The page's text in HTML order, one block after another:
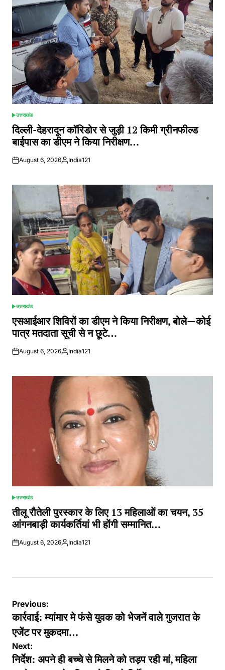
POSTED
IN
उत्तराखंड
दिल्ली-देहरादून कॉरिडोर से जुड़ी 12 किमी ग्रीनफील्ड
बाईपास का डीएम ने किया निरीक्षण…
August 6, 2026Posted
India121
POSTED
IN
उत्तराखंड
एसआईआर शिविरों का डीएम ने किया निरीक्षण, बोले—कोई
पात्र मतदाता सूची से न छूटे…
August 6, 2026Posted
India121
POSTED
IN
उत्तराखंड
तीलू रौतेली पुरस्कार के लिए 13 महिलाओं का चयन, 35
आंगनबाड़ी कार्यकर्तियां भी होंगी सम्मानित…
August 6, 2026Posted
India121
Post
navigation
Previous:
कार्रवाई: म्यांमार मे फंसे युवक को भेजनें वाले गुजरात के
एजेंट पर मुकदमा…
Next:
निर्देश: अपने ही बच्चे से मिलने को तड़प रही मां, महिला